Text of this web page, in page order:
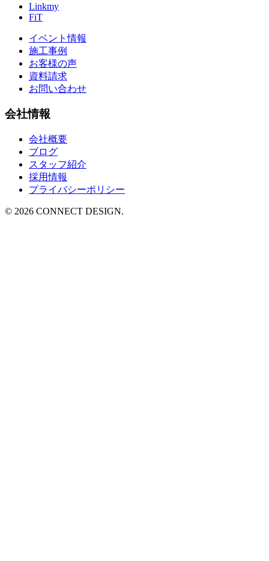
Linkmy
FiT
イベント情報
施工事例
お客様の声
資料請求
お問い合わせ
会社情報
会社概要
ブログ
スタッフ紹介
採用情報
プライバシーポリシー
© 2026 CONNECT DESIGN.